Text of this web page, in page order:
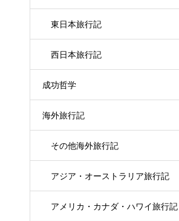
東日本旅行記
西日本旅行記
成功哲学
海外旅行記
その他海外旅行記
アジア・オーストラリア旅行記
アメリカ・カナダ・ハワイ旅行記